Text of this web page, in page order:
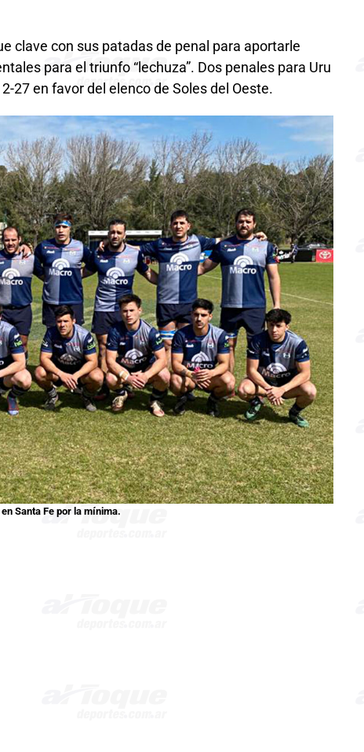
clave con sus patadas de penal para aportarle
para el triunfo “lechuza”. Dos penales para Uru
27 en favor del elenco de Soles del Oeste.
Santa Fe por la mínima.